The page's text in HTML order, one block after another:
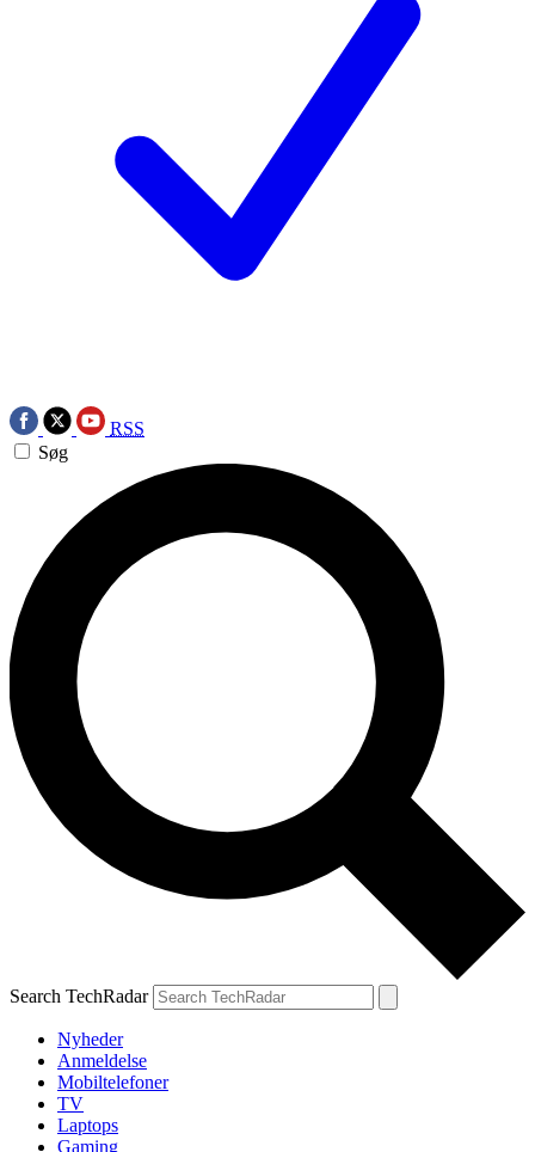
RSS
Søg
Search TechRadar
Nyheder
Anmeldelse
Mobiltelefoner
TV
Laptops
Gaming